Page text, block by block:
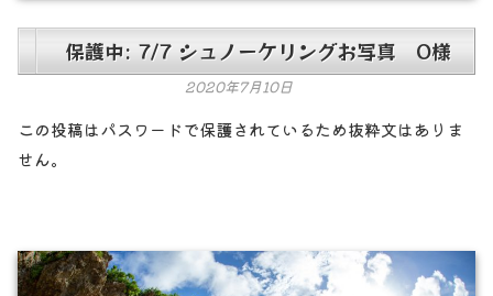
保護中: 7/7 シュノーケリングお写真 O様
2020年7月10日
この投稿はパスワードで保護されているため抜粋文はありま
せん。